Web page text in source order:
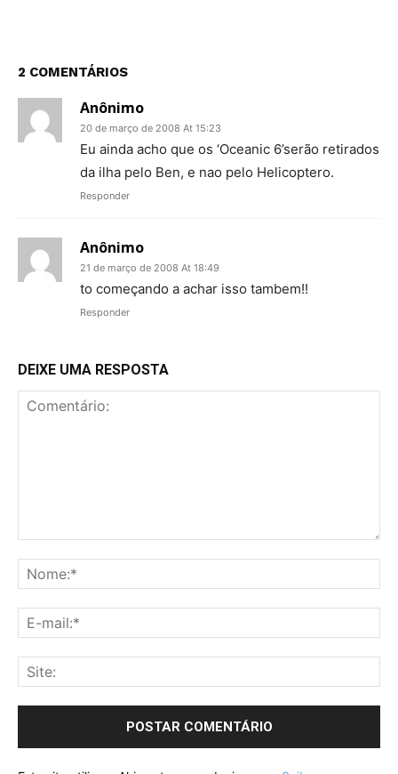
2 COMENTÁRIOS
Anônimo
20 de março de 2008 At 15:23
Eu ainda acho que os ‘Oceanic 6’serão retirados
da ilha pelo Ben, e nao pelo Helicoptero.
Responder
Anônimo
21 de março de 2008 At 18:49
to começando a achar isso tambem!!
Responder
DEIXE UMA RESPOSTA